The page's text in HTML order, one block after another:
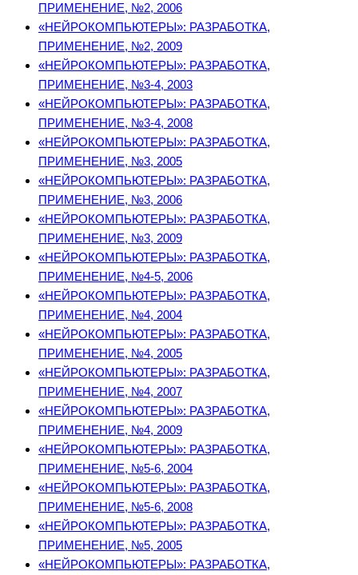
ПРИМЕНЕНИЕ, №2, 2006
«НЕЙРОКОМПЬЮТЕРЫ»: РАЗРАБОТКА,
ПРИМЕНЕНИЕ, №2, 2009
«НЕЙРОКОМПЬЮТЕРЫ»: РАЗРАБОТКА,
ПРИМЕНЕНИЕ, №3-4, 2003
«НЕЙРОКОМПЬЮТЕРЫ»: РАЗРАБОТКА,
ПРИМЕНЕНИЕ, №3-4, 2008
«НЕЙРОКОМПЬЮТЕРЫ»: РАЗРАБОТКА,
ПРИМЕНЕНИЕ, №3, 2005
«НЕЙРОКОМПЬЮТЕРЫ»: РАЗРАБОТКА,
ПРИМЕНЕНИЕ, №3, 2006
«НЕЙРОКОМПЬЮТЕРЫ»: РАЗРАБОТКА,
ПРИМЕНЕНИЕ, №3, 2009
«НЕЙРОКОМПЬЮТЕРЫ»: РАЗРАБОТКА,
ПРИМЕНЕНИЕ, №4-5, 2006
«НЕЙРОКОМПЬЮТЕРЫ»: РАЗРАБОТКА,
ПРИМЕНЕНИЕ, №4, 2004
«НЕЙРОКОМПЬЮТЕРЫ»: РАЗРАБОТКА,
ПРИМЕНЕНИЕ, №4, 2005
«НЕЙРОКОМПЬЮТЕРЫ»: РАЗРАБОТКА,
ПРИМЕНЕНИЕ, №4, 2007
«НЕЙРОКОМПЬЮТЕРЫ»: РАЗРАБОТКА,
ПРИМЕНЕНИЕ, №4, 2009
«НЕЙРОКОМПЬЮТЕРЫ»: РАЗРАБОТКА,
ПРИМЕНЕНИЕ, №5-6, 2004
«НЕЙРОКОМПЬЮТЕРЫ»: РАЗРАБОТКА,
ПРИМЕНЕНИЕ, №5-6, 2008
«НЕЙРОКОМПЬЮТЕРЫ»: РАЗРАБОТКА,
ПРИМЕНЕНИЕ, №5, 2005
«НЕЙРОКОМПЬЮТЕРЫ»: РАЗРАБОТКА,